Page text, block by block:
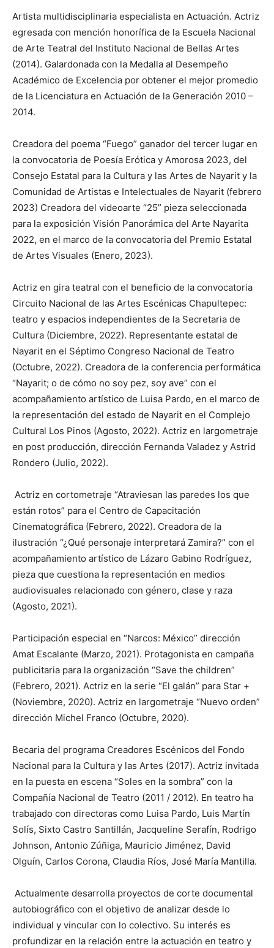
Artista multidisciplinaria especialista en Actuación. Actriz
egresada con mención honorífica de la Escuela Nacional
de Arte Teatral del Instituto Nacional de Bellas Artes
(2014). Galardonada con la Medalla al Desempeño
Académico de Excelencia por obtener el mejor promedio
de la Licenciatura en Actuación de la Generación 2010 –
2014.
Creadora del poema “Fuego” ganador del tercer lugar en
la convocatoria de Poesía Erótica y Amorosa 2023, del
Consejo Estatal para la Cultura y las Artes de Nayarit y la
Comunidad de Artistas e Intelectuales de Nayarit (febrero
2023) Creadora del videoarte “25” pieza seleccionada
para la exposición Visión Panorámica del Arte Nayarita
2022, en el marco de la convocatoria del Premio Estatal
de Artes Visuales (Enero, 2023).
Actriz en gira teatral con el beneficio de la convocatoria
Circuito Nacional de las Artes Escénicas Chapultepec:
teatro y espacios independientes de la Secretaria de
Cultura (Diciembre, 2022). Representante estatal de
Nayarit en el Séptimo Congreso Nacional de Teatro
(Octubre, 2022). Creadora de la conferencia performática
“Nayarit; o de cómo no soy pez, soy ave” con el
acompañamiento artístico de Luisa Pardo, en el marco de
la representación del estado de Nayarit en el Complejo
Cultural Los Pinos (Agosto, 2022). Actriz en largometraje
en post producción, dirección Fernanda Valadez y Astrid
Rondero (Julio, 2022).
Actriz en cortometraje “Atraviesan las paredes los que
están rotos” para el Centro de Capacitación
Cinematográfica (Febrero, 2022). Creadora de la
ilustración “¿Qué personaje interpretará Zamira?” con el
acompañamiento artístico de Lázaro Gabino Rodríguez,
pieza que cuestiona la representación en medios
audiovisuales relacionado con género, clase y raza
(Agosto, 2021).
Participación especial en “Narcos: México” dirección
Amat Escalante (Marzo, 2021). Protagonista en campaña
publicitaria para la organización “Save the children”
(Febrero, 2021). Actriz en la serie “El galán” para Star +
(Noviembre, 2020). Actriz en largometraje “Nuevo orden”
dirección Michel Franco (Octubre, 2020).
Becaria del programa Creadores Escénicos del Fondo
Nacional para la Cultura y las Artes (2017). Actriz invitada
en la puesta en escena “Soles en la sombra” con la
Compañía Nacional de Teatro (2011 / 2012). En teatro ha
trabajado con directoras como Luisa Pardo, Luis Martín
Solís, Sixto Castro Santillán, Jacqueline Serafín, Rodrigo
Johnson, Antonio Zúñiga, Mauricio Jiménez, David
Olguín, Carlos Corona, Claudia Ríos, José María Mantilla.
Actualmente desarrolla proyectos de corte documental
autobiográfico con el objetivo de analizar desde lo
individual y vincular con lo colectivo. Su interés es
profundizar en la relación entre la actuación en teatro y